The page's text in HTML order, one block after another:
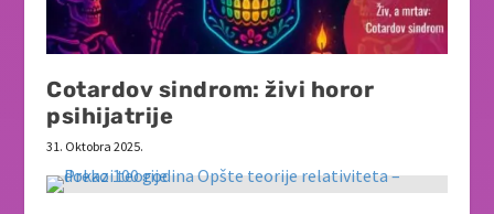
Cotardov sindrom: živi horor
psihijatrije
31. Oktobra 2025.